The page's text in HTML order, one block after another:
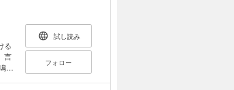
る
言
試し読み
フォロー